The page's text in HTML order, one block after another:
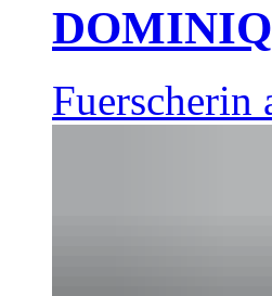
Fuerscherin